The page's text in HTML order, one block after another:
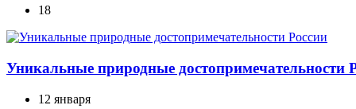
18
Уникальные природные достопримечательности
12 января